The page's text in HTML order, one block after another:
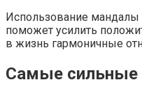
Использование
поможет усилить
в жизнь гармоничные
Самые